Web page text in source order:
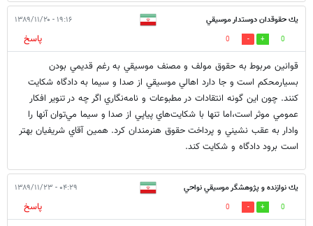
يك حقوقدان دوستدار موسيقي ۱۹:۱۶ - ۱۳۸۹/۱۱/۲۰
0
0
پاسخ
قوانين مربوط به حقوق مولف و مصنف موسيقي به رغم قديمي بودن
بسيارمحكم است و جا دارد اهالي موسيقي از صدا و سيما به دادگاه شكايت
كنند. چون اين گونه انتقادات در مطبوعات و نامه‌نگاري اگر چه در تنوير افكار
عمومي موثر است،اما تنها با شكايت‌هاي پياپي از صدا و سيما مي‌توان آنها را
وادار به عقب نشيني و پرداخت حقوق هنرمندان كرد. همين آقاي شريفيان بهتر
است برود دادگاه و شكايت كند.
يك نوازنده و پژوهشگر موسيقي نواحي ۰۴:۲۹ - ۱۳۸۹/۱۱/۲۳
0
0
پاسخ